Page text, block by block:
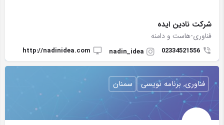
شرکت نادین ایده
فناوری-هاست و دامنه
02334521556
nadin_idea
http://nadinidea.com
فناوری, برنامه نویسی سمنان